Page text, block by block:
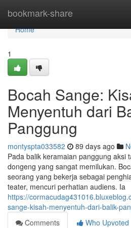
bookmark-share
Home
Home
1
Bocah Sange:
Menyentuh dari
Panggung
montyspta033582 89 days ago
Pada balik keramaian panggung aksi
dongeng yang sangat memilukan.
seorang yang bekerja sebagai
teater, mencuri perhatian audiens. Ia
https://
sange-kisah-menyentuh-dari-balik-
Comments
Who Upvoted